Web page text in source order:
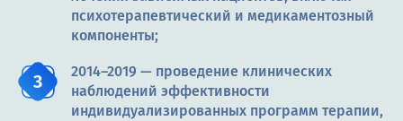
психотерапевтический и медикаментозный
компоненты;
2014–2019 — проведение клинических
наблюдений эффективности
индивидуализированных программ терапии,